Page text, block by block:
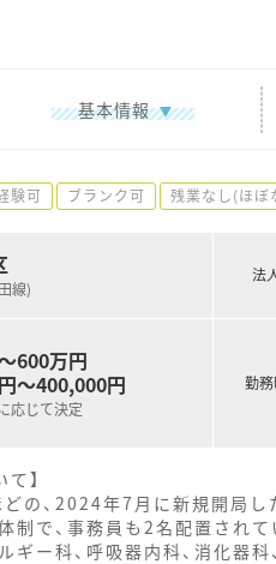
基本情報
験可 ブランク可 残業なし(ほぼ
線)
600万円
～400,000円
応じて決定
法
勤
】
の、2024年7月に新規開局し
で、事務員も2名配置されて
ギー科、呼吸器内科、消化器